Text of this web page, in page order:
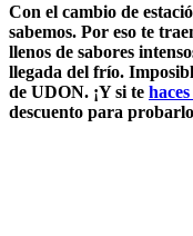
Con el cambio de
sabemos. Por eso te
llenos de sabores
llegada del frío.
de UDON. ¡Y si te
descuento para